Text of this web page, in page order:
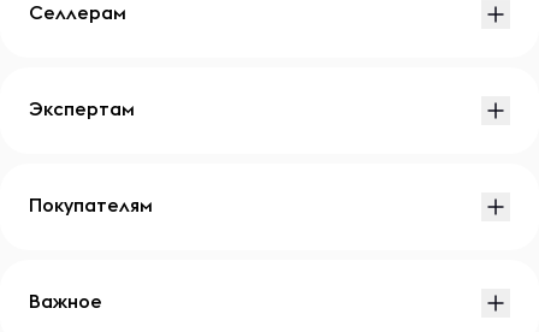
Селлерам
Экспертам
Покупателям
Важное